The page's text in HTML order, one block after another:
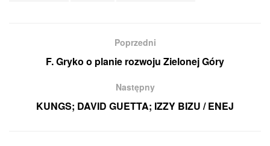
Poprzedni
F. Gryko o planie rozwoju Zielonej Góry
Następny
KUNGS; DAVID GUETTA; IZZY BIZU / ENEJ